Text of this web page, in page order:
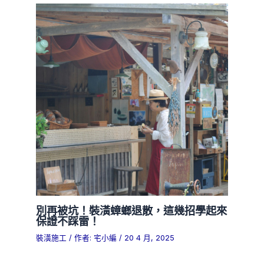
別再被坑！裝潢蟑螂退散，這幾招學起來
保證不踩雷！
裝潢施工 / 作者: 宅小編/ 20 4 月, 2025